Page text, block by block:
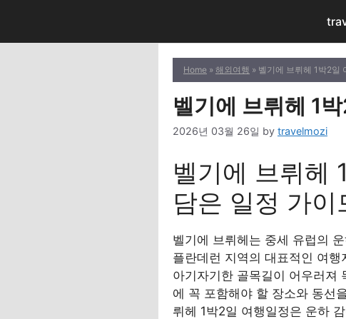
content
Home » 해외여행 » 벨기에 브뤼헤 1박2일
벨기에 브뤼헤 1
2026년 03월 26일 by travelmozi
벨기에 브뤼헤
담은 일정 가이
벨기에 브뤼헤는 중세 유럽의
플란데런 지역의 대표적인 여행
아기자기한 골목길이 어우러져
에 꼭 포함해야 할 장소와 동선
뤼헤 1박2일 여행일정은 운하